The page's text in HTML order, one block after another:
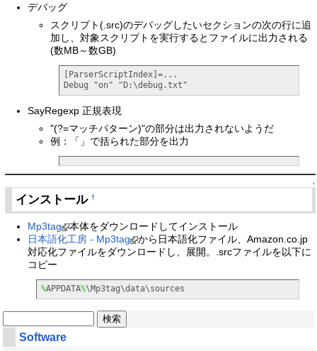
デバッグ
スクリプト(.src)のデバッグしたいセクションの次の行に追
加し、対象スクリプトを実行するとファイルに出力される
(数MB～数GB)
[ParserScriptIndex]=...
Debug "on" "D:\debug.txt"
SayRegexp 正規表現
"(?=マッチパターン)"の部分は出力されないようだ
例：「」で括られた部分を出力
↑
インストール†
Mp3tag
本体をダウンロードしてインストール
日本語化工房 - Mp3tag
から日本語化ファイル、Amazon.co.jp
対応化ファイルをダウンロードし、展開。.srcファイルを以下に
コピー
%APPDATA%\Mp3tag\data\sources
Software